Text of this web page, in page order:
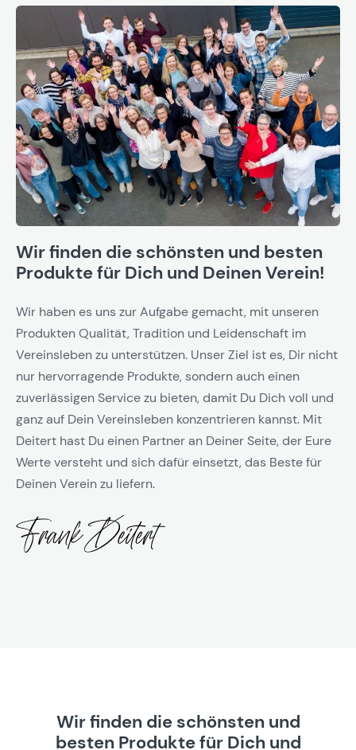
Wir finden die schönsten und besten
Produkte für Dich und Deinen Verein!
Wir haben es uns zur Aufgabe gemacht, mit unseren
Produkten Qualität, Tradition und Leidenschaft im
Vereinsleben zu unterstützen. Unser Ziel ist es, Dir nicht
nur hervorragende Produkte, sondern auch einen
zuverlässigen Service zu bieten, damit Du Dich voll und
ganz auf Dein Vereinsleben konzentrieren kannst. Mit
Deitert hast Du einen Partner an Deiner Seite, der Eure
Werte versteht und sich dafür einsetzt, das Beste für
Deinen Verein zu liefern.
Wir finden die schönsten und
besten Produkte für Dich und